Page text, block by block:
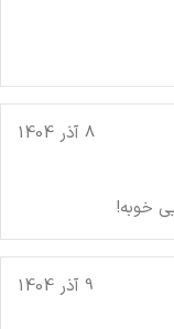
8 آذر 1404
خوبه!
9 آذر 1404